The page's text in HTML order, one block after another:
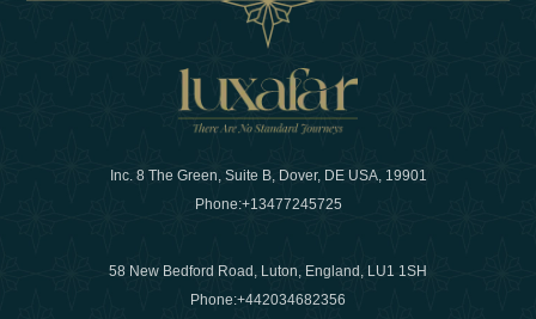
Inc. 8 The Green, Suite B, Dover, DE USA, 19901
Phone:+13477245725
58 New Bedford Road, Luton, England, LU1 1SH
Phone:+442034682356